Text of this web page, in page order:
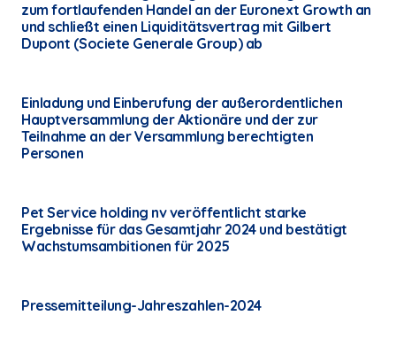
zum fortlaufenden Handel an der Euronext Growth an
und schließt einen Liquiditätsvertrag mit Gilbert
Dupont (Societe Generale Group) ab
Einladung und Einberufung der außerordentlichen
Hauptversammlung der Aktionäre und der zur
Teilnahme an der Versammlung berechtigten
Personen
Pet Service holding nv veröffentlicht starke
Ergebnisse für das Gesamtjahr 2024 und bestätigt
Wachstumsambitionen für 2025
Pressemitteilung-Jahreszahlen-2024